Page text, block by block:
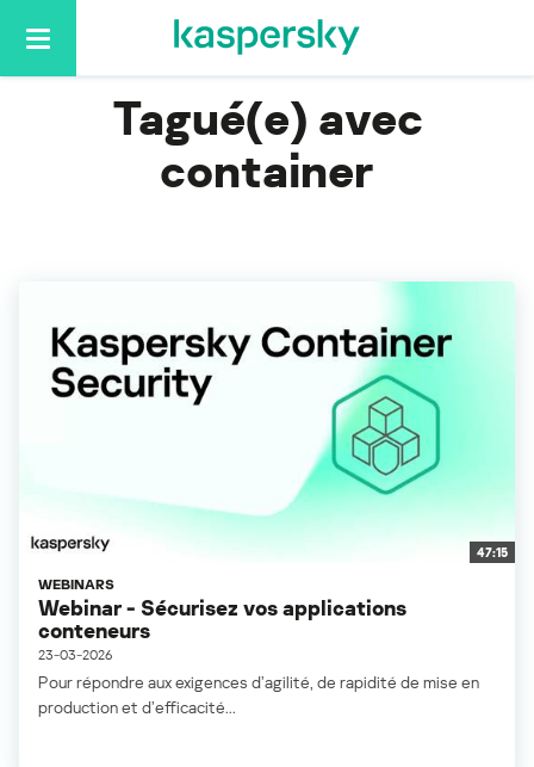
Basculer
Home
Tagué(e) avec
container
47:15
WEBINARS
Webinar - Sécurisez vos applications
conteneurs
23-03-2026
Pour répondre aux exigences d’agilité, de rapidité de mise en
production et d’efficacité...